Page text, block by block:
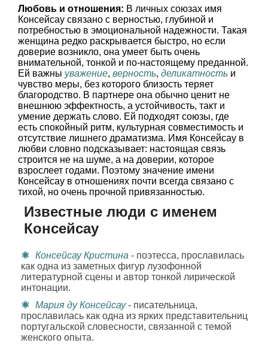
Любовь и отношения: В личных союзах имя
Консейсау связано с верностью, глубиной и
потребностью в эмоциональной надежности. Такая
женщина редко раскрывается быстро, но если
доверие возникло, она умеет быть очень
внимательной, тонкой и по-настоящему преданной.
Ей важны уважение, верность, деликатность и
чувство меры, без которого близость теряет
благородство. В партнере она обычно ценит не
внешнюю эффектность, а устойчивость, такт и
умение держать слово. Ей подходят союзы, где
есть спокойный ритм, культурная совместимость и
отсутствие лишнего драматизма. Имя Консейсау в
любви словно подсказывает: настоящая связь
строится не на шуме, а на доверии, которое
взрослеет годами. Поэтому значение имени
Консейсау в отношениях почти всегда связано с
тихой, но очень прочной привязанностью.
Известные люди с именем
Консейсау
Консейсау Кристина - поэтесса, прославилась
как одна из заметных фигур лузофонной
литературной сцены и автор тонкой лирической
интонации.
Мария ду Консейсау- писательница,
прославилась как одна из ярких представительниц
португальской словесности, связанной с темой
женского опыта.